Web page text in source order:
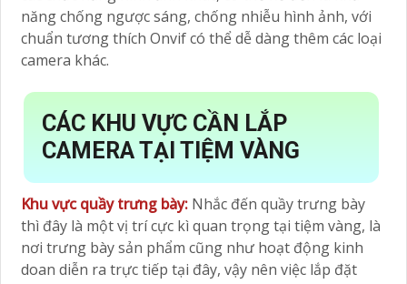
năng chống ngược sáng, chống nhiễu hình ảnh, với
chuẩn tương thích Onvif có thể dễ dàng thêm các loại
camera khác.
CÁC KHU VỰC CẦN LẮP
CAMERA TẠI TIỆM VÀNG
Khu vực quầy trưng bày: Nhắc đến quầy trưng bày
thì đây là một vị trí cực kì quan trọng tại tiệm vàng, là
nơi trưng bày sản phẩm cũng như hoạt động kinh
doan diễn ra trực tiếp tại đây, vậy nên việc lắp đặt